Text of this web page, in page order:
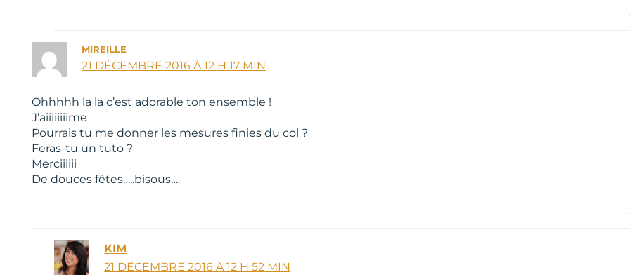
MIREILLE
21 DÉCEMBRE 2016 À 12 H 17 MIN
Ohhhhh la la c’est adorable ton ensemble !
J’aiiiiiiiime
Pourrais tu me donner les mesures finies du col ?
Feras-tu un tuto ?
Merciiiiii
De douces fêtes…..bisous….
KIM
21 DÉCEMBRE 2016 À 12 H 52 MIN